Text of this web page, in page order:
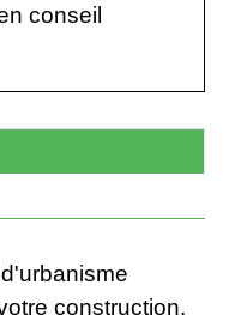
conseil
construction.